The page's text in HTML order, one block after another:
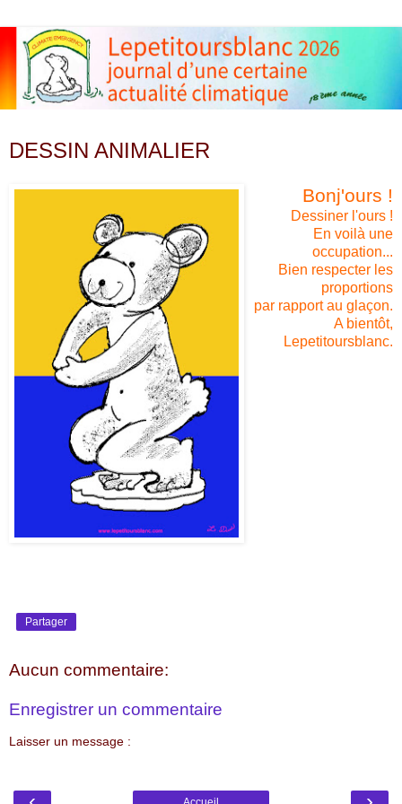
DESSIN ANIMALIER
Bonj'ours !
Dessiner l'ours !
En voilà une
occupation...
Bien respecter les
proportions
par rapport au glaçon.
A bientôt,
Lepetitoursblanc.
Partager
Aucun commentaire:
Enregistrer un commentaire
Laisser un message :